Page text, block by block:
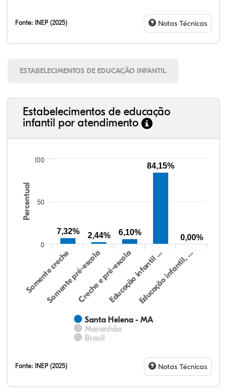
Fonte: INEP (2025) Notas Técnicas
ESTABELECIMENTOS DE EDUCAÇÃO INFANTIL
Estabelecimentos de educação
infantil por atendimento
Percentual
Santa Helena - MA
Maranhão
Brasil
Somente creche
Somente pré-escolaCreche e pré-escolaEducação infantil …
Educação infantil, …
0
50
100
7,32% 2,44% 6,10%
84,15%
0,00%
Fonte: INEP (2025) Notas Técnicas